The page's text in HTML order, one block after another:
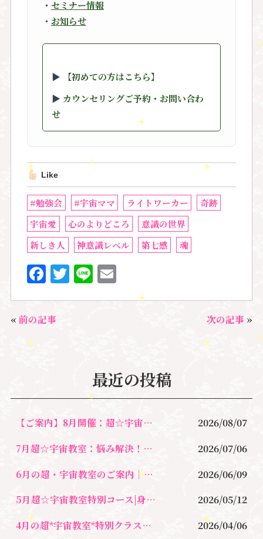
・ セミナー情報
・ お知らせ
▶︎
【初めての方はこちら】
▶︎ カウンセリングご予約・お問い合わ
せ
Like
#勉強会 #宇宙ママ ライトワーカー
奇跡
宇宙愛
心のよりどころ
意識の世界
新しき人
神意識レベル 第七感 魂
F
a
c
e
k
T
w
Li
n
E
« 前の記事 次の記事 »
最近の投稿
【ご案内】8月開催：超☆宇宙教室 〜宇宙の視点で、悩みを軽やかに解決する
2026/08/07
7月超☆宇宙教室：悩み解決！新しい自分に出会う心が軽くなるレッスン
2026/07/06
6月の超・宇宙教室のご案内｜自分軸・宇宙軸・◯◯軸とは？
2026/06/09
5月超☆宇宙教室特別コース|身魂の周波数をあげるセルフワーク
2026/05/12
4月の超*宇宙教室*特別クラスのご案内・（ハイヤーセルフマザーのための）
2026/04/06